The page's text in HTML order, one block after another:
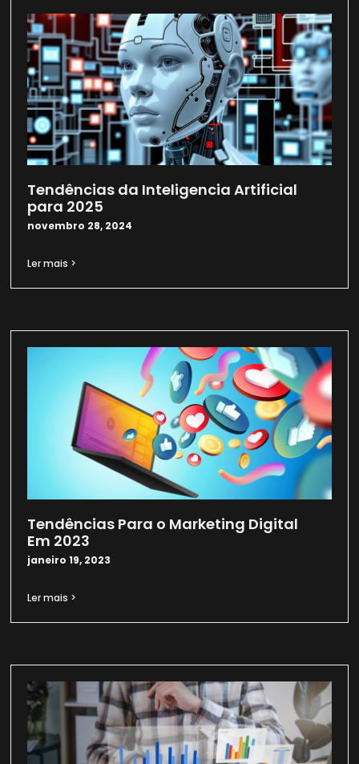
Tendências da Inteligencia Artificial
para 2025
novembro 28, 2024
Ler mais >
Tendências Para o Marketing Digital
Em 2023
janeiro 19, 2023
Ler mais >